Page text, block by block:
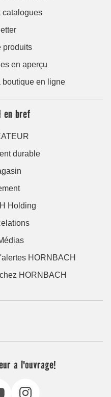
catalogues
produits
en aperçu
boutique en ligne
en bref
durable
Holding
HORNBACH
HORNBACH
a l'ouvrage!